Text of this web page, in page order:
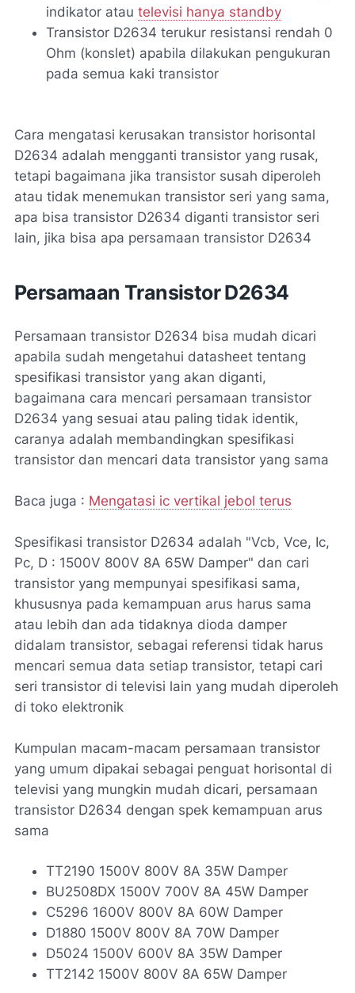
indikator atau televisi hanya standby
Transistor D2634 terukur resistansi rendah 0
Ohm (konslet) apabila dilakukan pengukuran
pada semua kaki transistor
Cara mengatasi kerusakan transistor horisontal
D2634 adalah mengganti transistor yang rusak,
tetapi bagaimana jika transistor susah diperoleh
atau tidak menemukan transistor seri yang sama,
apa bisa transistor D2634 diganti transistor seri
lain, jika bisa apa persamaan transistor D2634
Persamaan Transistor D2634
Persamaan transistor D2634 bisa mudah dicari
apabila sudah mengetahui datasheet tentang
spesifikasi transistor yang akan diganti,
bagaimana cara mencari persamaan transistor
D2634 yang sesuai atau paling tidak identik,
caranya adalah membandingkan spesifikasi
transistor dan mencari data transistor yang sama
Baca juga : Mengatasi ic vertikal jebol terus
Spesifikasi transistor D2634 adalah "Vcb, Vce, Ic,
Pc, D : 1500V 800V 8A 65W Damper" dan cari
transistor yang mempunyai spesifikasi sama,
khususnya pada kemampuan arus harus sama
atau lebih dan ada tidaknya dioda damper
didalam transistor, sebagai referensi tidak harus
mencari semua data setiap transistor, tetapi cari
seri transistor di televisi lain yang mudah diperoleh
di toko elektronik
Kumpulan macam-macam persamaan transistor
yang umum dipakai sebagai penguat horisontal di
televisi yang mungkin mudah dicari, persamaan
transistor D2634 dengan spek kemampuan arus
sama
TT2190 1500V 800V 8A 35W Damper
BU2508DX 1500V 700V 8A 45W Damper
C5296 1600V 800V 8A 60W Damper
D1880 1500V 800V 8A 70W Damper
D5024 1500V 600V 8A 35W Damper
TT2142 1500V 800V 8A 65W Damper